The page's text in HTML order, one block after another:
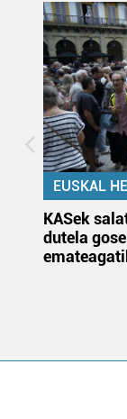
EUSKAL
KASek
dutela